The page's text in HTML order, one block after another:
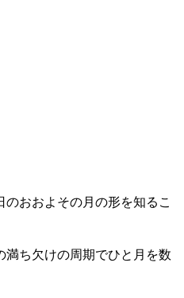
のおおよその月の形を知るこ
満ち欠けの周期でひと月を数